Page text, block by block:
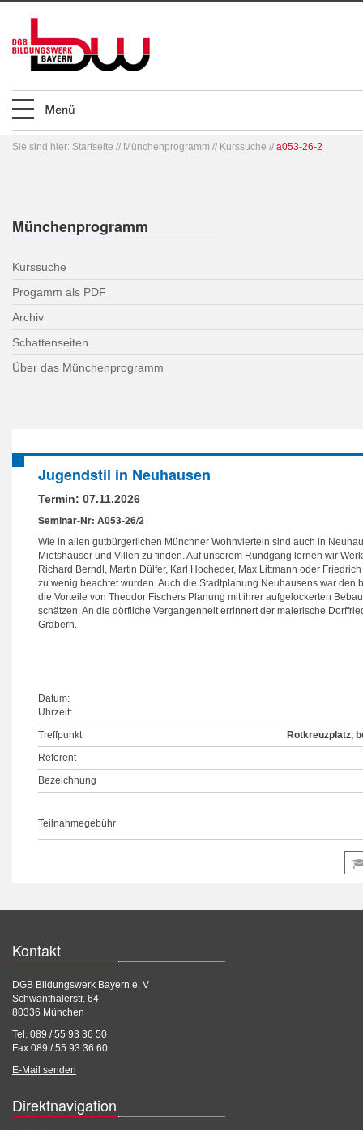
Sie sind hier: Startseite // Münchenprogramm // Kurssuche // a053-26-2
Münchenprogramm
Kurssuche
Progamm als PDF
Archiv
Schattenseiten
Über das Münchenprogramm
Jugendstil in Neuhausen
Termin: 07.11.2026
Seminar-Nr: A053-26/2
Wie in allen gutbürgerlichen Münchner Wohnvierteln sind auch in
Mietshäuser und Villen zu finden. Auf unserem Rundgang lernen wir
Richard Berndl, Martin Dülfer, Karl Hocheder, Max Littmann oder
zu wenig beachtet wurden. Auch die Stadtplanung Neuhausens war den
die Vorteile von Theodor Fischers Planung mit ihrer aufgelockerten
schätzen. An die dörfliche Vergangenheit errinnert der malerische
Gräbern.
Datum:
Uhrzeit:
Treffpunkt
Rotkreuzplatz,
Referent
Bezeichnung
Teilnahmegebühr
Kontakt
DGB Bildungswerk Bayern e. V
Schwanthalerstr. 64
80336 München
Tel. 089 / 55 93 36 50
Fax 089 / 55 93 36 60
E-Mail senden
Direktnavigation